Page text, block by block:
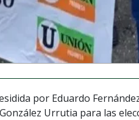
por Eduardo
Urrutia para las